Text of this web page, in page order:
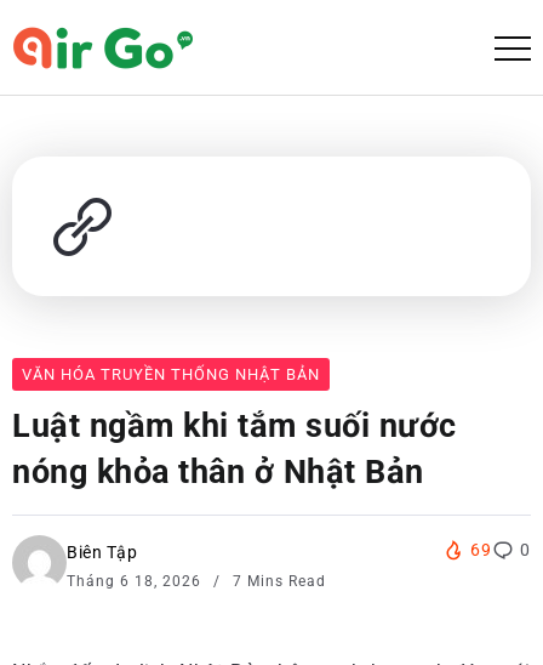
VĂN HÓA TRUYỀN THỐNG NHẬT BẢN
Luật ngầm khi tắm suối nước
nóng khỏa thân ở Nhật Bản
Biên Tập
Tháng 6 18, 2026 7 Mins Read
69 0